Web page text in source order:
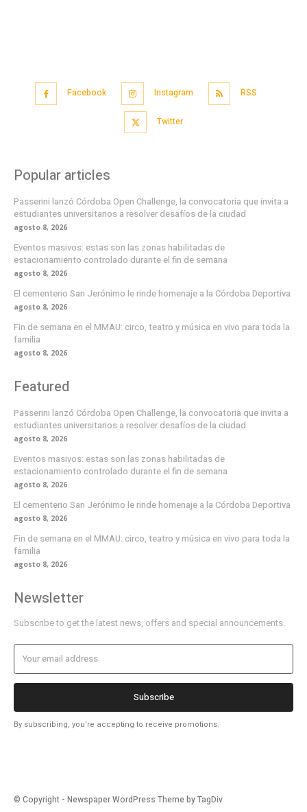
Facebook Instagram RSS
Twitter
Popular articles
Passerini lanzó Córdoba Open Challenge, la convocatoria que invita a
estudiantes universitarios a resolver desafíos de la ciudad
agosto 8, 2026
Eventos masivos: estas son las zonas habilitadas de
estacionamiento controlado durante el fin de semana
agosto 8, 2026
El cementerio San Jerónimo le rinde homenaje a la Córdoba Deportiva
agosto 8, 2026
Fin de semana en el MMAU: circo, teatro y música en vivo para toda la
familia
agosto 8, 2026
Featured
Passerini lanzó Córdoba Open Challenge, la convocatoria que invita a
estudiantes universitarios a resolver desafíos de la ciudad
agosto 8, 2026
Eventos masivos: estas son las zonas habilitadas de
estacionamiento controlado durante el fin de semana
agosto 8, 2026
El cementerio San Jerónimo le rinde homenaje a la Córdoba Deportiva
agosto 8, 2026
Fin de semana en el MMAU: circo, teatro y música en vivo para toda la
familia
agosto 8, 2026
Newsletter
Subscribe to get the latest news, offers and special announcements.
Subscribe
By subscribing, you're accepting to receive promotions.
© Copyright - Newspaper WordPress Theme by TagDiv